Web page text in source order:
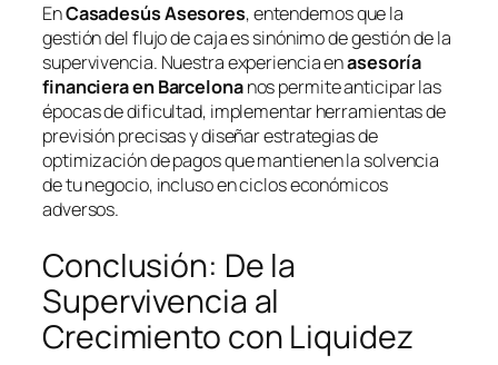
EnCasadesús Asesores, entendemos que la
gestión del flujo de caja es sinónimo de gestión de la
supervivencia. Nuestra experiencia enasesoría
financiera en Barcelonanos permite anticipar las
épocas de dificultad, implementar herramientas de
previsión precisas y diseñar estrategias de
optimización de pagos que mantienen la solvencia
de tu negocio, incluso en ciclos económicos
adversos.
Conclusión: De la
Supervivencia al
Crecimiento con Liquidez